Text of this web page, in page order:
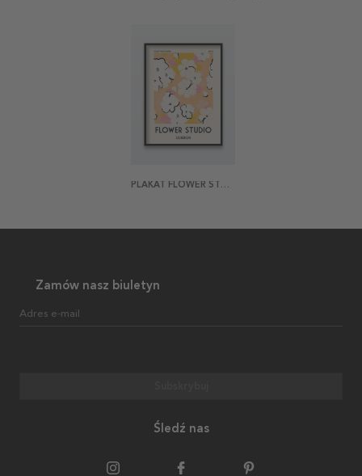
PLAKAT FLOWER STUDIO LONDON
Zamów nasz biuletyn
Adres e-mail
Śledź nas